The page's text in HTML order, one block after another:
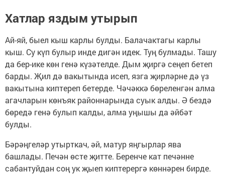
Хатлар яздым утырып
Ай-яй, быел кыш карлы булды. Балачактагы карлы
кыш. Су күп булыр инде дигән идек. Туң булмады. Ташу
да бер-ике көн генә күзәтелде. Дым җиргә сеңеп бетеп
барды. Җил дә вакытында исеп, язга җирләрне дә үз
вакытына киптереп бетерде. Чәчәккә бөреленгән алма
агачларын көнъяк районнарында суык алды. Ә бездә
бөредә генә булып калды, алма уңышы да әйбәт
булды.
Бәрәңгеләр утырткач, әй, матур яңгырлар ява
башлады. Печән өсте җитте. Беренче кат печәнне
сабантуйдан соң ук җыеп киптерергә көннәрен бирде.